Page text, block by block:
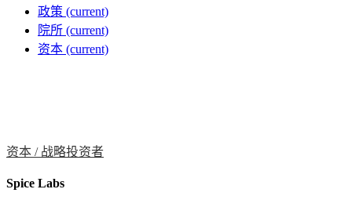
政策 (current)
院所 (current)
资本 (current)
资本 / 战略投资者
Spice Labs